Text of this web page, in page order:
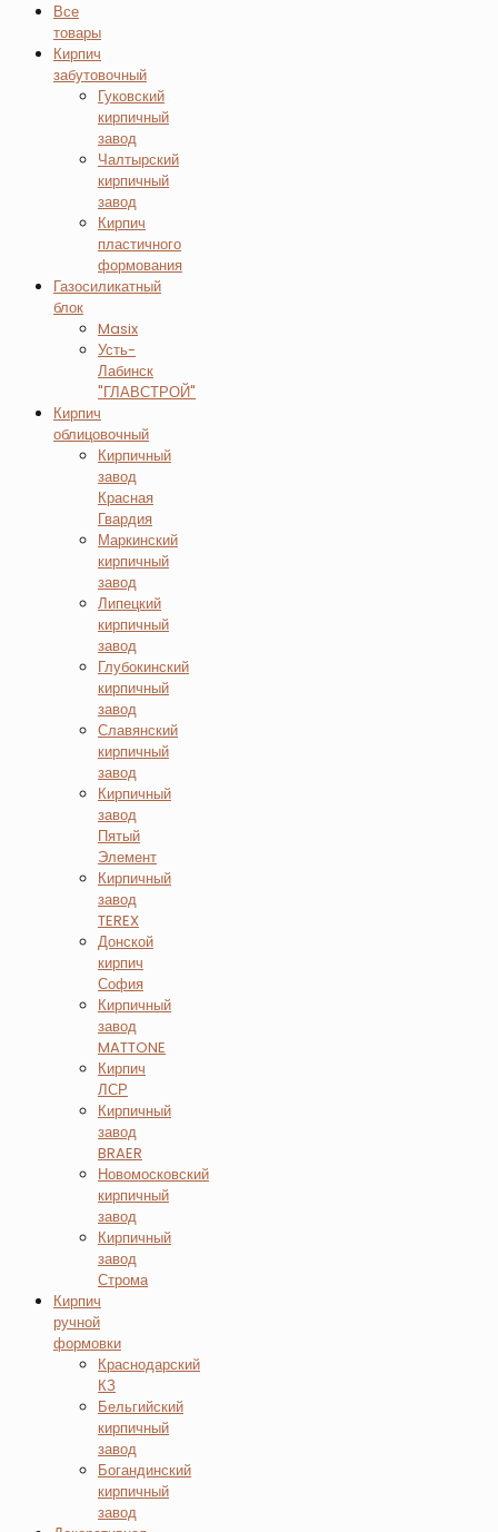
Все
товары
Кирпич
забутовочный
Гуковский
кирпичный
завод
Чалтырский
кирпичный
завод
Кирпич
пластичного
формования
Газосиликатный
блок
Masix
Усть-
Лабинск
"ГЛАВСТРОЙ"
Кирпич
облицовочный
Кирпичный
завод
Красная
Гвардия
Маркинский
кирпичный
завод
Липецкий
кирпичный
завод
Глубокинский
кирпичный
завод
Славянский
кирпичный
завод
Кирпичный
завод
Пятый
Элемент
Кирпичный
завод
TEREX
Донской
кирпич
София
Кирпичный
завод
MATTONE
Кирпич
ЛСР
Кирпичный
завод
BRAER
Новомосковский
кирпичный
завод
Кирпичный
завод
Строма
Кирпич
ручной
формовки
Краснодарский
КЗ
Бельгийский
кирпичный
завод
Богандинский
кирпичный
завод